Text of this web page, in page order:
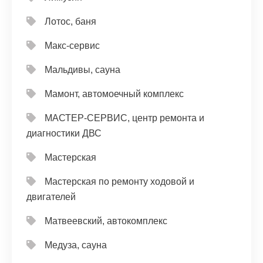
Лотос, баня
Макс-сервис
Мальдивы, сауна
Мамонт, автомоечный комплекс
МАСТЕР-СЕРВИС, центр ремонта и
диагностики ДВС
Мастерская
Мастерская по ремонту ходовой и
двигателей
Матвеевский, автокомплекс
Медуза, сауна